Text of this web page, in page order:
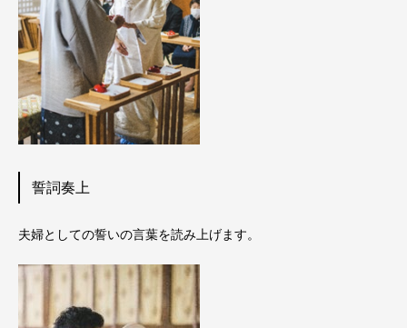
誓詞奏上
夫婦としての誓いの言葉を読み上げます。